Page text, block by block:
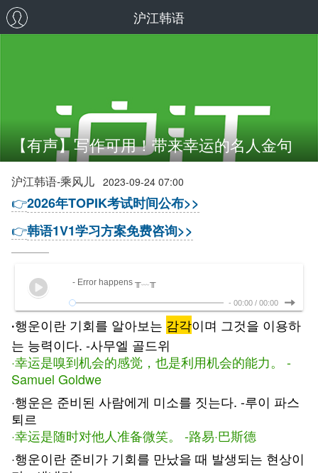
沪江韩语
【有声】写作可用！带来幸运的名人金句
沪江韩语-乘风儿 2023-09-24 07:00
👉2026年TOPIK考试时间公布>>
👉韩语1V1学习方案免费咨询>>
- Error happens ╥﹏╥
- 00:00 / 00:00
·행운이란 기회를 알아보는 감각이며 그것을 이용하
는 능력이다. -사무엘 골드위
·幸运是嗅到机会的感觉，也是利用机会的能力。 -
Samuel Goldwe
·행운은 준비된 사람에게 미소를 짓는다. -루이 파스
퇴르
·幸运是随时对他人准备微笑。 -路易·巴斯德
·행운이란 준비가 기회를 만났을 때 발생되는 현상이